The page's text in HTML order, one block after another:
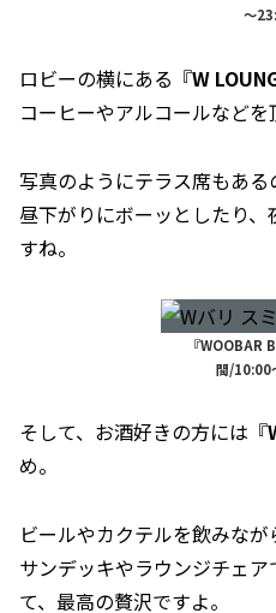
～
ロビーの横にある『W
コーヒーやアルコールなどを
写真のようにテラス席もあ
昼下がりにボーッとしたり
すね。
『WOOBAR
間/10:00
そして、お酒好きの方には『
め。
ビールやカクテルを飲みな
サンデッキやラウンジチェ
て、最高の贅沢ですよ。